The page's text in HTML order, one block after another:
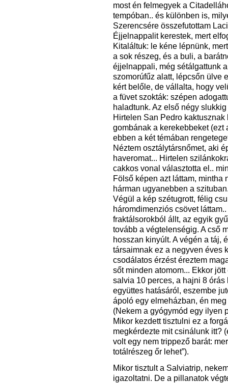
most én felmegyek a
tempóban.. és különben is,
Szerencsére összefutottam
Éjjelnappalit kerestek, mert
Kitaláltuk: le kéne lépnünk,
a sok részeg, és a buli, a
éjjelnappali, még sétálgattunk
szomorúfűz alatt, lépcsőn ülve
kért belőle, de vállalta, hogy
a füvet szokták: szépen
haladtunk. Az első négy
Hirtelen San Pedro
gombának a kerekebbeket (ezt
ebben a két témában
Néztem osztálytársnőmet, aki
haveromat... Hirtelen
cakkos vonal választotta el..
Fölső képen azt láttam, mintha
hárman ugyanebben a
Végül a kép szétugrott, félig
háromdimenziós csövet
fraktálsorokból állt, az egyik
tovább a végtelenségig. A cső
hosszan kinyúlt. A végén a táj,
társaimnak ez a negyven éves
csodálatos érzést éreztem
sőt minden atomom... Ekkor
salvia 10 perces, a hajni 8
együttes hatásáról, eszembe
ápoló egy elmeházban, én
(Nekem a gyógymód egy ilyen
Mikor kezdett tisztulni ez a
megkérdezte mit csinálunk itt?
volt egy nem trippező barát:
totálrészeg őr lehet”).
Mikor tisztult a Salviatrip,
igazoltatni. De a pillanatok